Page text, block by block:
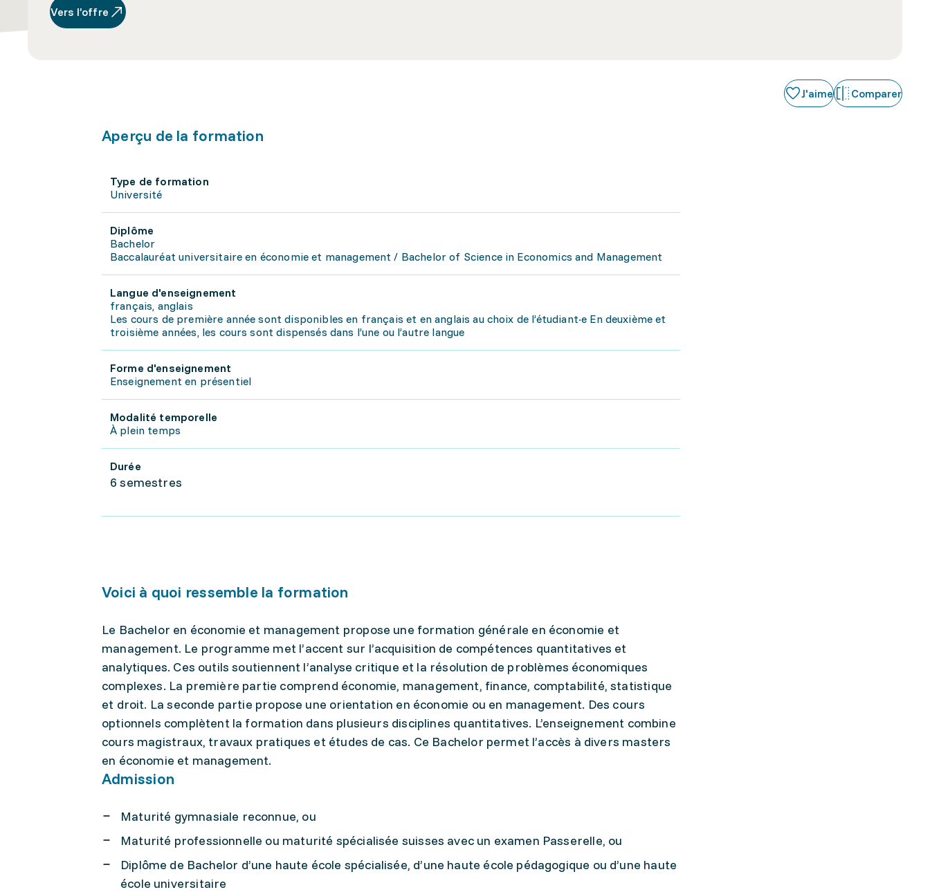
Vers l’offre
J'aime Comparer
Aperçu de la formation
Type de formation
Université
Diplôme
Bachelor
Baccalauréat universitaire en économie et management / Bachelor of Science in Economics and Management
Langue d'enseignement
français, anglais
Les cours de première année sont disponibles en français et en anglais au choix de l’étudiant·e En deuxième et
troisième années, les cours sont dispensés dans l’une ou l’autre langue
Forme d'enseignement
Enseignement en présentiel
Modalité temporelle
À plein temps
Durée
6 semestres
Voici à quoi ressemble la formation
Le Bachelor en économie et management propose une formation générale en économie et
management. Le programme met l’accent sur l’acquisition de compétences quantitatives et
analytiques. Ces outils soutiennent l’analyse critique et la résolution de problèmes économiques
complexes. La première partie comprend économie, management, finance, comptabilité, statistique
et droit. La seconde partie propose une orientation en économie ou en management. Des cours
optionnels complètent la formation dans plusieurs disciplines quantitatives. L’enseignement combine
cours magistraux, travaux pratiques et études de cas. Ce Bachelor permet l’accès à divers masters
en économie et management.
Admission
Maturité gymnasiale reconnue, ou
Maturité professionnelle ou maturité spécialisée suisses avec un examen Passerelle, ou
Diplôme de Bachelor d’une haute école spécialisée, d’une haute école pédagogique ou d’une haute
école universitaire